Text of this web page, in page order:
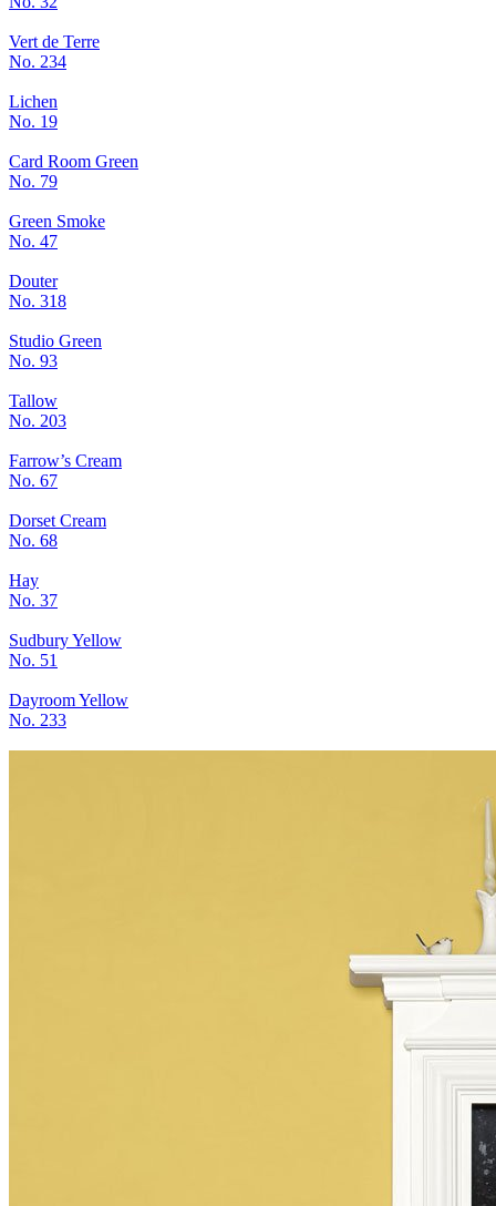
Vert de Terre
No. 234
Lichen
No. 19
Card Room Green
No. 79
Green Smoke
No. 47
Douter
No. 318
Studio Green
No. 93
Tallow
No. 203
Farrow’s Cream
No. 67
Dorset Cream
No. 68
Hay
No. 37
Sudbury Yellow
No. 51
Dayroom Yellow
No. 233